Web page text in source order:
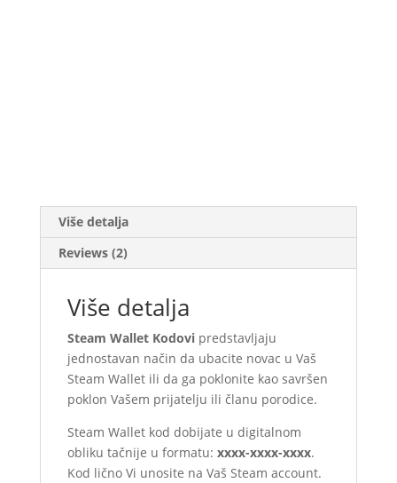
Više detalja
Reviews (2)
Više detalja
Steam Wallet Kodovipredstavljaju
jednostavan način da ubacite novac u Vaš
Steam Wallet ili da ga poklonite kao savršen
poklon Vašem prijatelju ili članu porodice.
Steam Wallet kod dobijate u digitalnom
obliku tačnije u formatu: xxxx-xxxx-xxxx.
Kod lično Vi unosite na Vaš Steam account.